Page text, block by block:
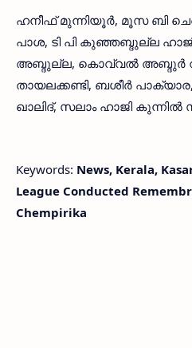
ഹനീഫ് മുന്നിയൂര്‍, മൂസ ബി
പാശ, ടി പി കുഞ്ഞബ്ദുല്ല
അബ്ദുല്ല, കൊവ്വല്‍ അബ്ദുര്‍
തായലക്കണ്ടി, ബശീര്‍
ഖാലിദ്, സലാം ഹാജി കുന്നില്‍
Keywords: News, Kerala,
League Conducted
Chempirika